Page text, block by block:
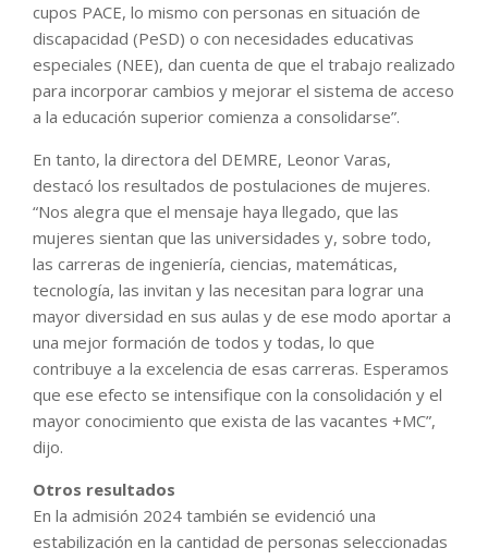
cupos PACE, lo mismo con personas en situación de
discapacidad (PeSD) o con necesidades educativas
especiales (NEE), dan cuenta de que el trabajo realizado
para incorporar cambios y mejorar el sistema de acceso
a la educación superior comienza a consolidarse”.
En tanto, la directora del DEMRE, Leonor Varas,
destacó los resultados de postulaciones de mujeres.
“Nos alegra que el mensaje haya llegado, que las
mujeres sientan que las universidades y, sobre todo,
las carreras de ingeniería, ciencias, matemáticas,
tecnología, las invitan y las necesitan para lograr una
mayor diversidad en sus aulas y de ese modo aportar a
una mejor formación de todos y todas, lo que
contribuye a la excelencia de esas carreras. Esperamos
que ese efecto se intensifique con la consolidación y el
mayor conocimiento que exista de las vacantes +MC”,
dijo.
Otros resultados
En la admisión 2024 también se evidenció una
estabilización en la cantidad de personas seleccionadas